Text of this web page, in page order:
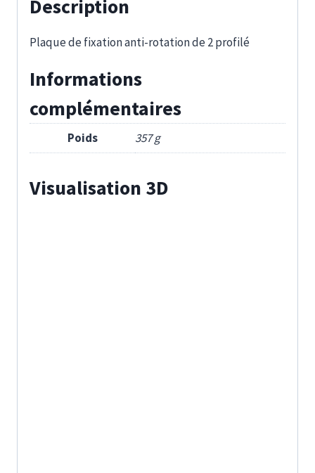
Description
Plaque de fixation anti-rotation de 2 profilé
Informations
complémentaires
Poids 357 g
Visualisation 3D